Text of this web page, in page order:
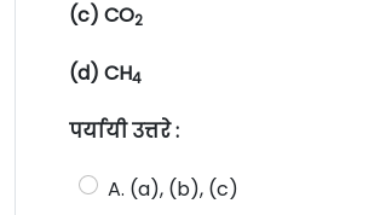
(c) CO2
(d) CH4
पर्यायी उत्तरे :
A. (a), (b), (c)